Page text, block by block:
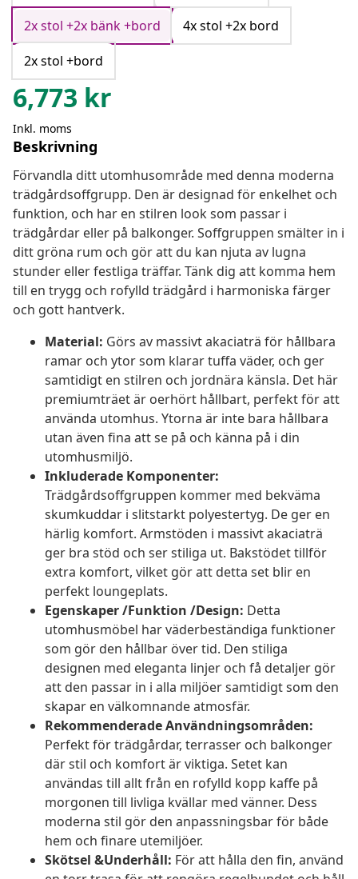
2x stol +2x bänk +bord
4x stol +2x bord
2x stol +bord
6,773 kr
Inkl. moms
Beskrivning
Förvandla ditt utomhusområde med denna moderna
trädgårdsoffgrupp. Den är designad för enkelhet och
funktion, och har en stilren look som passar i
trädgårdar eller på balkonger. Soffgruppen smälter in i
ditt gröna rum och gör att du kan njuta av lugna
stunder eller festliga träffar. Tänk dig att komma hem
till en trygg och rofylld trädgård i harmoniska färger
och gott hantverk.
Material: Görs av massivt akaciaträ för hållbara
ramar och ytor som klarar tuffa väder, och ger
samtidigt en stilren och jordnära känsla. Det här
premiumträet är oerhört hållbart, perfekt för att
använda utomhus. Ytorna är inte bara hållbara
utan även fina att se på och känna på i din
utomhusmiljö.
Inkluderade Komponenter:
Trädgårdsoffgruppen kommer med bekväma
skumkuddar i slitstarkt polyestertyg. De ger en
härlig komfort. Armstöden i massivt akaciaträ
ger bra stöd och ser stiliga ut. Bakstödet tillför
extra komfort, vilket gör att detta set blir en
perfekt loungeplats.
Egenskaper /Funktion /Design: Detta
utomhusmöbel har väderbeständiga funktioner
som gör den hållbar över tid. Den stiliga
designen med eleganta linjer och få detaljer gör
att den passar in i alla miljöer samtidigt som den
skapar en välkomnande atmosfär.
Rekommenderade Användningsområden:
Perfekt för trädgårdar, terrasser och balkonger
där stil och komfort är viktiga. Setet kan
användas till allt från en rofylld kopp kaffe på
morgonen till livliga kvällar med vänner. Dess
moderna stil gör den anpassningsbar för både
hem och finare utemiljöer.
Skötsel &Underhåll: För att hålla den fin, använd